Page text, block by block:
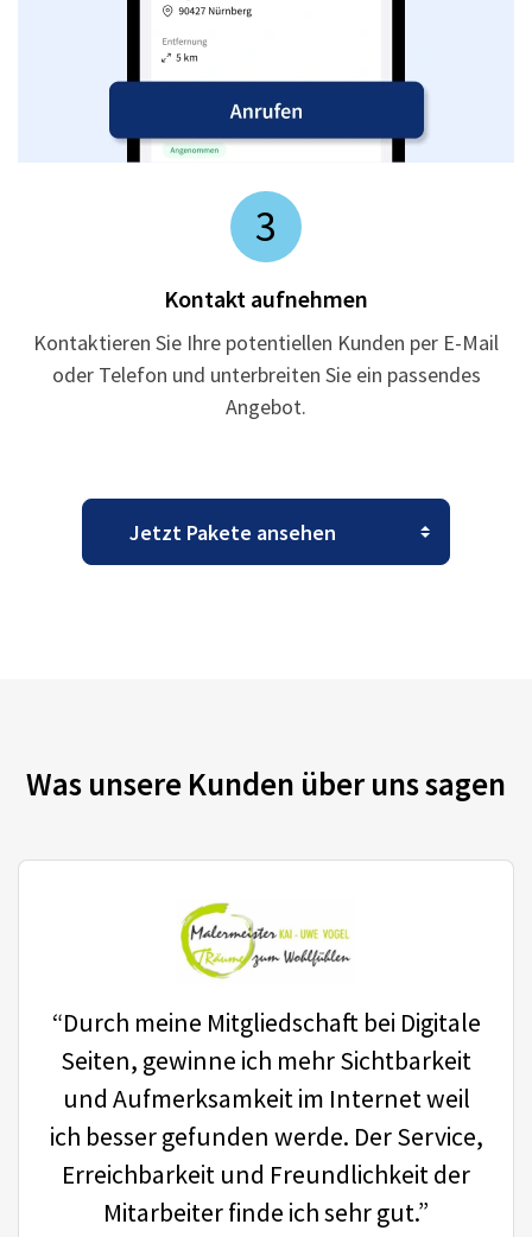
3
Kontakt aufnehmen
Kontaktieren Sie Ihre potentiellen Kunden per E-Mail
oder Telefon und unterbreiten Sie ein passendes
Angebot.
Was unsere Kunden über uns sagen
“Durch meine Mitgliedschaft bei Digitale
Seiten, gewinne ich mehr Sichtbarkeit
und Aufmerksamkeit im Internet weil
ich besser gefunden werde. Der Service,
Erreichbarkeit und Freundlichkeit der
Mitarbeiter finde ich sehr gut.”